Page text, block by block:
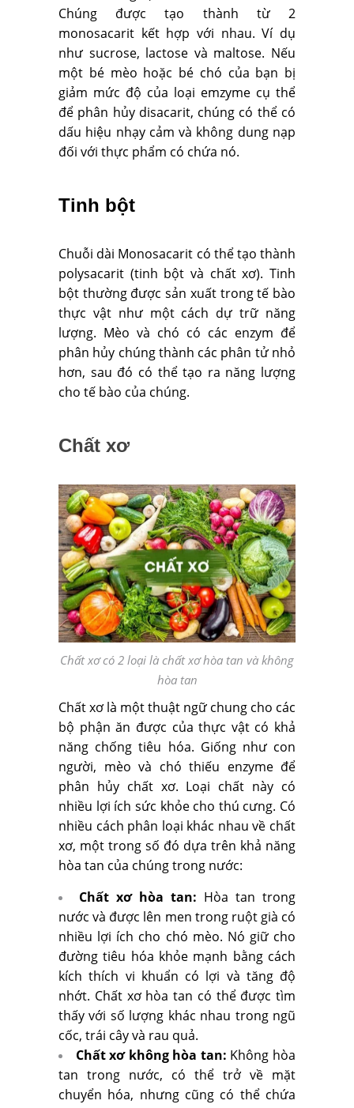
Chúng được tạo thành từ 2
monosacarit kết hợp với nhau. Ví dụ
như sucrose, lactose và maltose. Nếu
một bé mèo hoặc bé chó của bạn bị
giảm mức độ của loại emzyme cụ thể
để phân hủy disacarit, chúng có thể có
dấu hiệu nhạy cảm và không dung nạp
đối với thực phẩm có chứa nó.
Tinh bột
Chuỗi dài Monosacarit có thể tạo thành
polysacarit (tinh bột và chất xơ). Tinh
bột thường được sản xuất trong tế bào
thực vật như một cách dự trữ năng
lượng. Mèo và chó có các enzym để
phân hủy chúng thành các phân tử nhỏ
hơn, sau đó có thể tạo ra năng lượng
cho tế bào của chúng.
Chất xơ
Chất xơ có 2 loại là chất xơ hòa tan và không
hòa tan
Chất xơ là một thuật ngữ chung cho các
bộ phận ăn được của thực vật có khả
năng chống tiêu hóa. Giống như con
người, mèo và chó thiếu enzyme để
phân hủy chất xơ. Loại chất này có
nhiều lợi ích sức khỏe cho thú cưng. Có
nhiều cách phân loại khác nhau về chất
xơ, một trong số đó dựa trên khả năng
hòa tan của chúng trong nước:
Chất xơ hòa tan: Hòa tan trong
nước và được lên men trong ruột già có
nhiều lợi ích cho chó mèo. Nó giữ cho
đường tiêu hóa khỏe mạnh bằng cách
kích thích vi khuẩn có lợi và tăng độ
nhớt. Chất xơ hòa tan có thể được tìm
thấy với số lượng khác nhau trong ngũ
cốc, trái cây và rau quả.
Chất xơ không hòa tan: Không hòa
tan trong nước, có thể trở về mặt
chuyển hóa, nhưng cũng có thể chứa